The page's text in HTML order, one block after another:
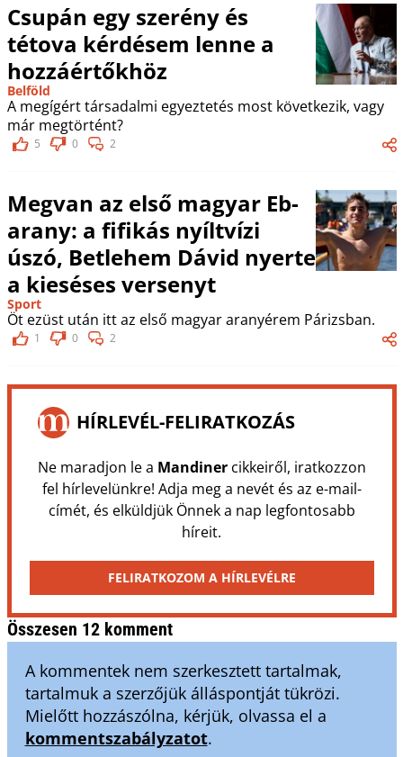
Csupán egy szerény és
tétova kérdésem lenne a
hozzáértőkhöz
Belföld
A megígért társadalmi egyeztetés most következik, vagy
már megtörtént?
5 0 2
Megvan az első magyar Eb-
arany: a fifikás nyíltvízi
úszó, Betlehem Dávid nyerte
a kieséses versenyt
Sport
Öt ezüst után itt az első magyar aranyérem Párizsban.
1 0 2
HÍRLEVÉL-FELIRATKOZÁS
Ne maradjon le a Mandinercikkeiről, iratkozzon
fel hírlevelünkre! Adja meg a nevét és az e-mail-
címét, és elküldjük Önnek a nap legfontosabb
híreit.
FELIRATKOZOM A HÍRLEVÉLRE
Összesen 12 komment
A kommentek nem szerkesztett tartalmak,
tartalmuk a szerzőjük álláspontját tükrözi.
Mielőtt hozzászólna, kérjük, olvassa el a
kommentszabályzatot.